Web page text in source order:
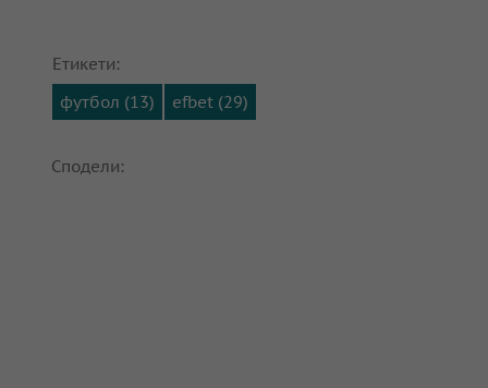
Етикети:
футбол (13)
efbet (29)
Сподели: